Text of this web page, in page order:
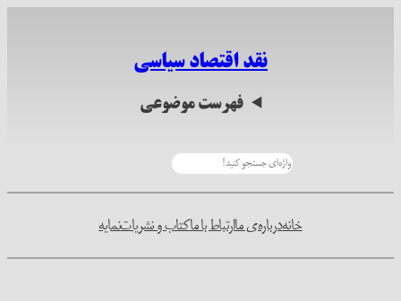
نقد اقتصاد سیاسی
فهرست موضوعی
خانهدرباره‌ی ماارتباط با ماکتاب و نشریاتنمایه